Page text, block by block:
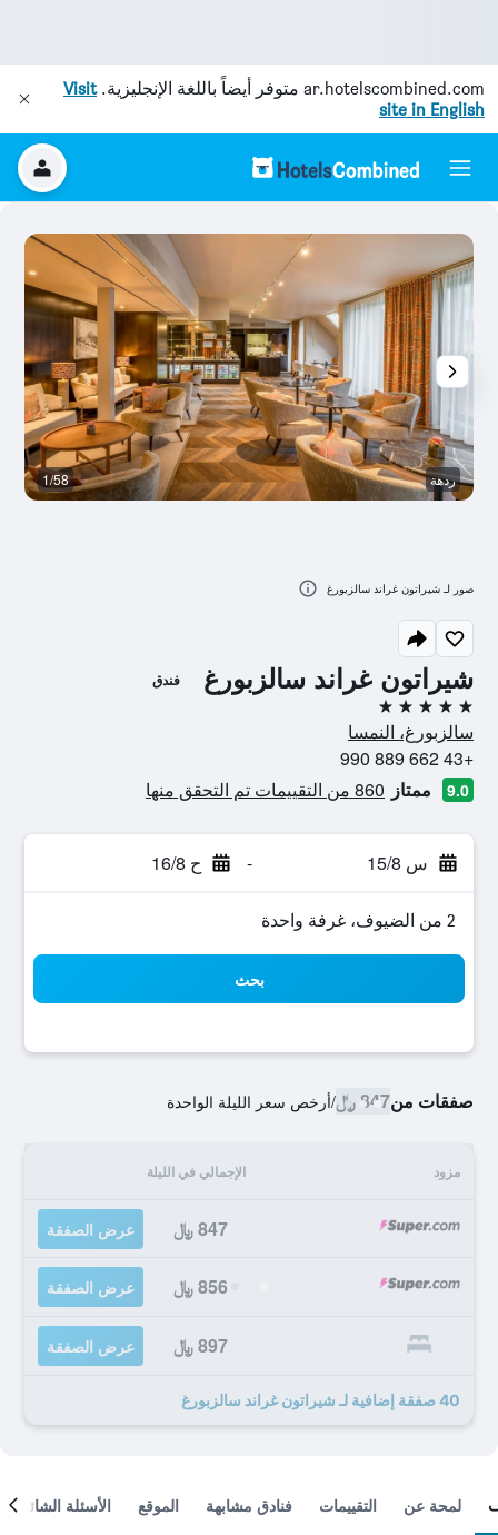
ar.hotelscombined.com متوفر أيضاً باللغة الإنجليزية.Visit
site in English
شيراتون غراند سالزبورغ فندق
5 نجوم
سالزبورغ، النمسا
+43 662 889 990
9.0 ممتاز 860 من التقييمات تم التحقق منها
س 15/8 - ح 16/8
2 من الضيوف، غرفة واحدة
بحث
صفقات من847 ﷼ /أرخص سعر الليلة الواحدة
مزود الإجمالي في الليلة
847 ﷼ عرض الصفقة
856 ﷼ عرض الصفقة
897 ﷼ عرض الصفقة
40 صفقة إضافية لـ شيراتون غراند سالزبورغ
ردهة 1/58
صور لـ شيراتون غراند سالزبورغ
لمحة عن التقييمات فنادق مشابهة الموقع الأسئلة الشائعة